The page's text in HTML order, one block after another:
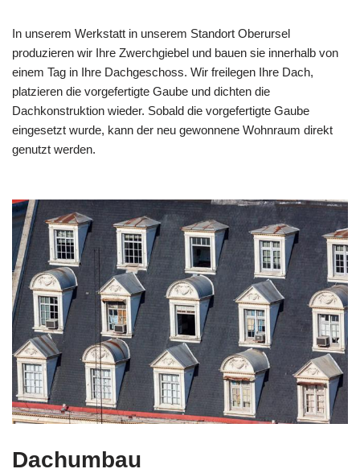
In unserem Werkstatt in unserem Standort Oberursel
produzieren wir Ihre Zwerchgiebel und bauen sie innerhalb von
einem Tag in Ihre Dachgeschoss. Wir freilegen Ihre Dach,
platzieren die vorgefertigte Gaube und dichten die
Dachkonstruktion wieder. Sobald die vorgefertigte Gaube
eingesetzt wurde, kann der neu gewonnene Wohnraum direkt
genutzt werden.
Dachumbau